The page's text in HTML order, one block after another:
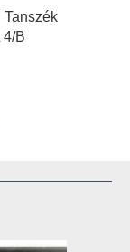
Tanszék
4/B